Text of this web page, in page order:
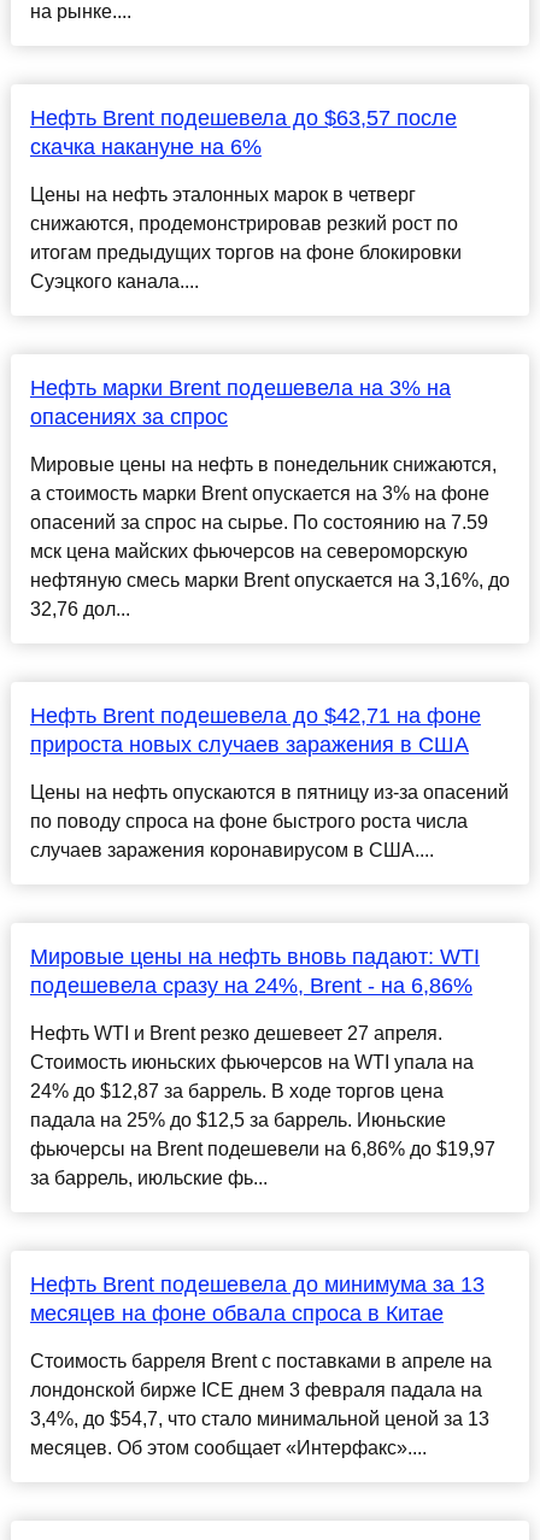
на рынке....
Нефть Brent подешевела до $63,57 после
скачка накануне на 6%
Цены на нефть эталонных марок в четверг
снижаются, продемонстрировав резкий рост по
итогам предыдущих торгов на фоне блокировки
Суэцкого канала....
Нефть марки Brent подешевела на 3% на
опасениях за спрос
Мировые цены на нефть в понедельник снижаются,
а стоимость марки Brent опускается на 3% на фоне
опасений за спрос на сырье. По состоянию на 7.59
мск цена майских фьючерсов на североморскую
нефтяную смесь марки Brent опускается на 3,16%, до
32,76 дол...
Нефть Brent подешевела до $42,71 на фоне
прироста новых случаев заражения в США
Цены на нефть опускаются в пятницу из-за опасений
по поводу спроса на фоне быстрого роста числа
случаев заражения коронавирусом в США....
Мировые цены на нефть вновь падают: WTI
подешевела сразу на 24%, Brent - на 6,86%
Нефть WTI и Brent резко дешевеет 27 апреля.
Стоимость июньских фьючерсов на WTI упала на
24% до $12,87 за баррель. В ходе торгов цена
падала на 25% до $12,5 за баррель. Июньские
фьючерсы на Brent подешевели на 6,86% до $19,97
за баррель, июльские фь...
Нефть Brent подешевела до минимума за 13
месяцев на фоне обвала спроса в Китае
Стоимость барреля Brent с поставками в апреле на
лондонской бирже ICE днем 3 февраля падала на
3,4%, до $54,7, что стало минимальной ценой за 13
месяцев. Об этом сообщает «Интерфакс»....